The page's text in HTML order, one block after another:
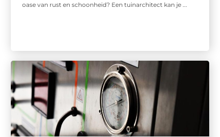
oase van rust en schoonheid? Een tuinarchitect kan je ...